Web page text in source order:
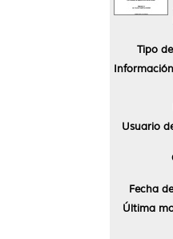
Tipo
Usuario
Fecha
Última